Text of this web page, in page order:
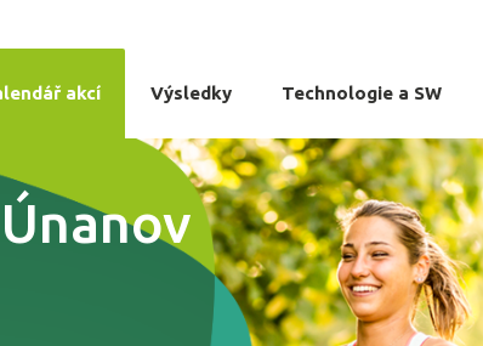
akcí Výsledky Technologie a SW